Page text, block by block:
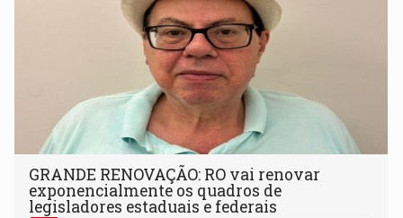
GRANDE RENOVAÇÃO: RO vai renovar
exponencialmente os quadros de
legisladores estaduais e federais